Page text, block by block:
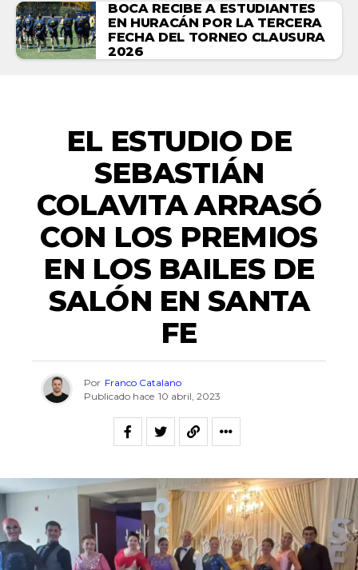
BOCA RECIBE A ESTUDIANTES
EN HURACÁN POR LA TERCERA
FECHA DEL TORNEO CLAUSURA
2026
EL ESTUDIO DE
SEBASTIÁN
COLAVITA ARRASÓ
CON LOS PREMIOS
EN LOS BAILES DE
SALÓN EN SANTA
FE
Por Franco Catalano
Publicado hace 10 abril, 2023